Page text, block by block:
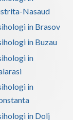
Nasaud
in Brasov
in Buzau
in
in
in Dolj